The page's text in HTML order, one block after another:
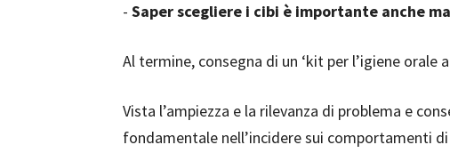
- Saper scegliere i cibi è importante anche
Al termine, consegna di un ‘kit per l’igiene orale
Vista l’ampiezza e la rilevanza di problema e
fondamentale nell’incidere sui comportamenti